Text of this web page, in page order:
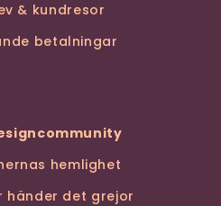
& kundresor
betalningar
hemlighet
händer det grejor